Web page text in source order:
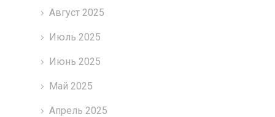
Август 2025
Июль 2025
Июнь 2025
Май 2025
Апрель 2025